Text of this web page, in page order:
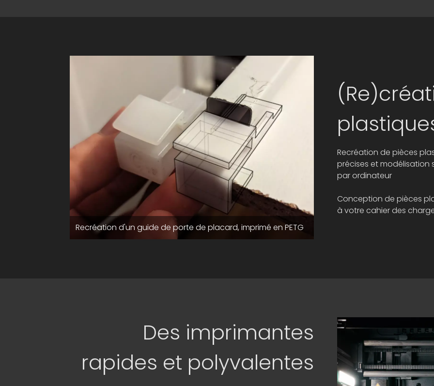
Recréation d'un guide de porte de placard, imprimé en PETG
Recréation de pièces
précises et modélisation
par ordinateur
Conception de pièces
à votre cahier des
Des imprimantes
rapides et polyvalentes